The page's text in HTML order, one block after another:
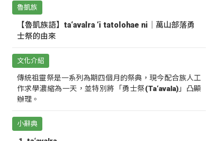
魯凱族
【魯凱族語】ta‘avalra ‘i tatolohae ni｜萬山部落勇
士祭的由來
文化介紹
傳統祖靈祭是一系列為期四個月的祭典，現今配合族人工
作求學濃縮為一天，並特別將「勇士祭(Ta‘avala)」凸顯
辦理。
小辭典